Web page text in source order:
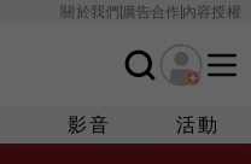
關於我們廣告合作內容授權
影音 活動